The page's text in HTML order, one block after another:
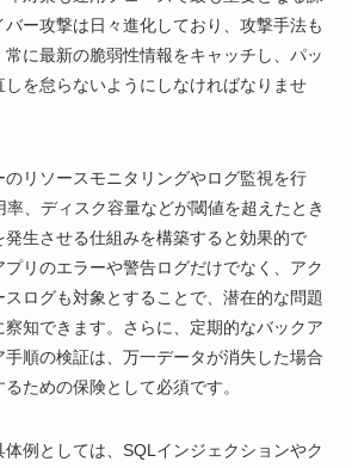
ー攻撃は日々進化しており、攻撃手法も
に最新の脆弱性情報をキャッチし、パッ
を怠らないようにしなければなりませ
リソースモニタリングやログ監視を行
率、ディスク容量などが閾値を超えたとき
生させる仕組みを構築すると効果的で
リのエラーや警告ログだけでなく、アク
ログも対象とすることで、潜在的な問題
知できます。さらに、定期的なバックア
手順の検証は、万一データが消失した場合
ための保険として必須です。
例としては、SQLインジェクションやク